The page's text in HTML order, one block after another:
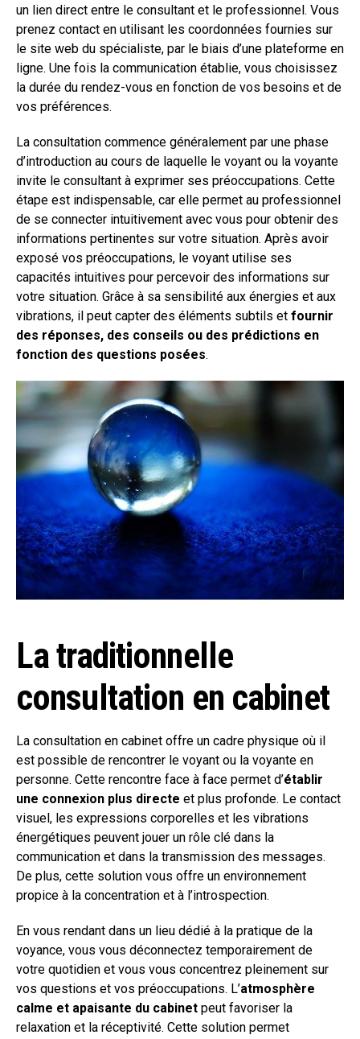
un lien direct entre le consultant et le professionnel. Vous
prenez contact en utilisant les coordonnées fournies sur
le site web du spécialiste, par le biais d’une plateforme en
ligne. Une fois la communication établie, vous choisissez
la durée du rendez-vous en fonction de vos besoins et de
vos préférences.
La consultation commence généralement par une phase
d’introduction au cours de laquelle le voyant ou la voyante
invite le consultant à exprimer ses préoccupations. Cette
étape est indispensable, car elle permet au professionnel
de se connecter intuitivement avec vous pour obtenir des
informations pertinentes sur votre situation. Après avoir
exposé vos préoccupations, le voyant utilise ses
capacités intuitives pour percevoir des informations sur
votre situation. Grâce à sa sensibilité aux énergies et aux
vibrations, il peut capter des éléments subtils et fournir
des réponses, des conseils ou des prédictions en
fonction des questions posées.
La traditionnelle
consultation en cabinet
La consultation en cabinet offre un cadre physique où il
est possible de rencontrer le voyant ou la voyante en
personne. Cette rencontre face à face permet d’établir
une connexion plus directe et plus profonde. Le contact
visuel, les expressions corporelles et les vibrations
énergétiques peuvent jouer un rôle clé dans la
communication et dans la transmission des messages.
De plus, cette solution vous offre un environnement
propice à la concentration et à l’introspection.
En vous rendant dans un lieu dédié à la pratique de la
voyance, vous vous déconnectez temporairement de
votre quotidien et vous vous concentrez pleinement sur
vos questions et vos préoccupations. L’atmosphère
calme et apaisante du cabinet peut favoriser la
relaxation et la réceptivité. Cette solution permet